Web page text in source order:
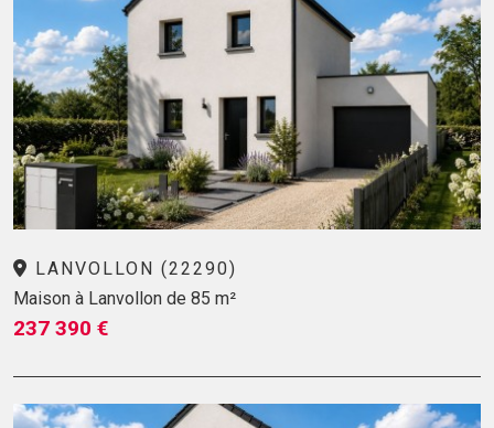
LANVOLLON (22290)
Maison à Lanvollon de 85 m²
237 390 €